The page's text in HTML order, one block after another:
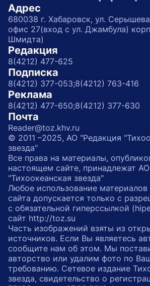
Адрес
680038 г. Хабаровск, ул.
офис 27(вход с ул. Джамбула)
Шмидта)
Редакция
8(4212) 477-625
Подписка
8(4212) 377-053;8(4212) 763-416
Реклама
8(4212) 477-650;8(4212) 377-630
Почта
Reader@toz.khv.ru
© 2011 –2025, АО "Редакция
звезда"
Все права на материалы,
настоящем сайте, принадлежат
"Тихоокеанская звезда"
Любое использование материалов
сайта допускается только с
с обязательной гиперссылкой
сайт http://toz.su
Часть изображений взяты из
источников. Если Вы являетесь
сообщите нам об этом. Мы
авторство или удалим фото по
требованию. Сетевое издание
звезда, свидетельство о